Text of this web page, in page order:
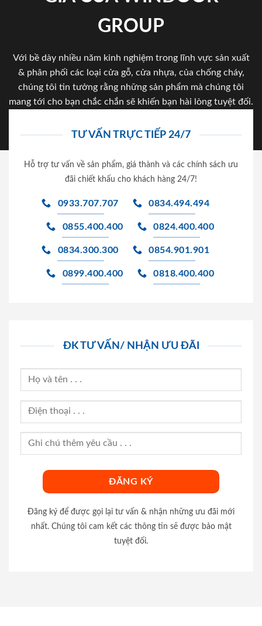
GROUP
Với bề dày nhiều năm kinh nghiệm trong lĩnh vực sản xuất
& phân phối các loại cửa gỗ, cửa nhựa, của chống cháy,
chúng tôi tin tưởng rằng những sản phẩm mà chúng tôi
mang tới cho bạn chắc chắn sẽ khiến bạn hài lòng tuyệt đối.
TƯ VẤN TRỰC TIẾP 24/7
Hỗ trợ tư vấn về sản phẩm, giá thành và các chính sách ưu
đãi chiết khấu cho khách hàng 24/7!
0933.707.707 0834.494.494
0855.400.400 0824.400.400
0834.300.300 0854.901.901
0899.400.400 0818.400.400
ĐK TƯ VẤN/ NHẬN ƯU ĐÃI
Đăng ký để được gọi lại tư vấn & nhận những ưu đãi mới
nhất. Chúng tôi cam kết các thông tin sẽ được bảo mật
tuyệt đối.